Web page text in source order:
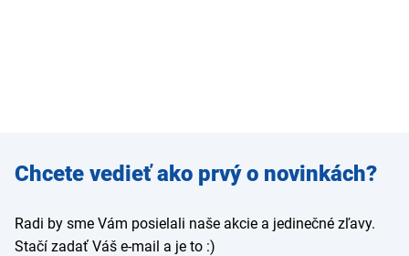
Zadajte
e-mail
Chcete vedieť ako prvý o novinkách?
Radi by sme Vám posielali naše akcie a jedinečné zľavy.
Stačí zadať Váš e-mail a je to :)